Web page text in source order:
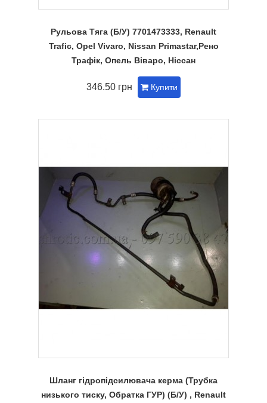
Рульова Тяга (Б/У) 7701473333, Renault
Trafic, Opel Vivaro, Nissan Primastar,Рено
Трафік, Опель Віваро, Ніссан
346.50 грн Купити
Шланг гідропідсилювача керма (Трубка
низького тиску, Обратка ГУР) (Б/У) , Renault